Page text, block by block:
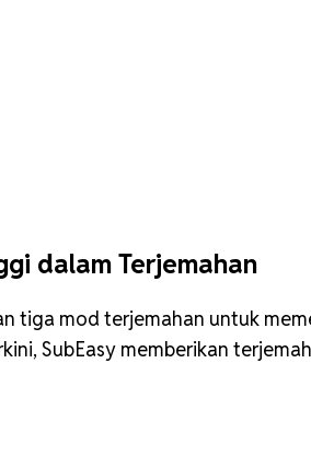
dalam Terjemahan
tiga mod terjemahan untuk
SubEasy memberikan